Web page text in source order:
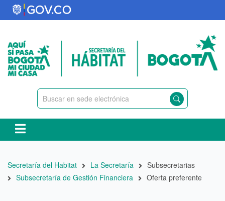
Pasar
al
principal
Ruta
de
Secretaría del Habitat La Secretaría
Subsecretarias
Subsecretaría de Gestión Financiera
Oferta preferente